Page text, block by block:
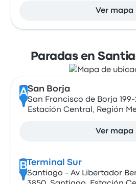
Ver mapa
Paradas en
ASan Borja
San Francisco de Borja
Estación Central, Región
Ver mapa
B Terminal Sur
Santiago - Av Libertador